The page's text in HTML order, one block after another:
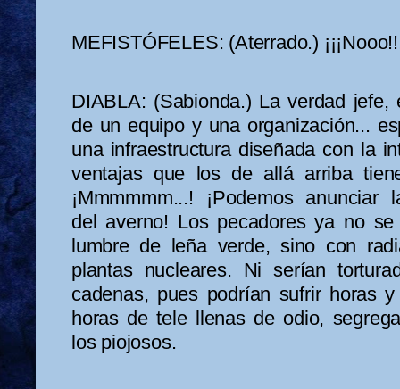
MEFISTÓFELES: (Aterrado.)
DIABLA: (Sabionda.) La verdad jefe,
de un equipo y una organización...
una infraestructura diseñada con la
ventajas que los de allá arriba
¡Mmmmmm...! ¡Podemos anunciar
del averno! Los pecadores ya no
lumbre de leña verde, sino con
plantas nucleares. Ni serían
cadenas, pues podrían sufrir horas
horas de tele llenas de odio,
los piojosos.